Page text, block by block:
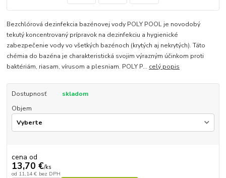
Bezchlórová dezinfekcia bazénovej vody POLY POOL je novodobý
tekutý koncentrovaný prípravok na dezinfekciu a hygienické
zabezpečenie vody vo všetkých bazénoch (krytých aj nekrytých). Táto
chémia do bazéna je charakteristická svojim výrazným účinkom proti
baktériám, riasam, vírusom a plesniam. POLY P... celý popis
Dostupnosť
skladom
Objem
cena od
13,70 €/ks
od 11,14 € bez DPH